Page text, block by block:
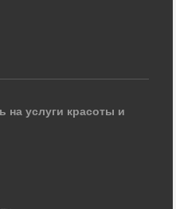
на услуги красоты и